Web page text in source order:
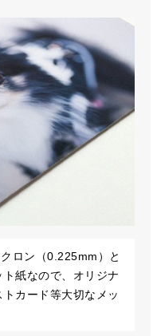
ロン（0.225mm）と
紙なので、オリジナ
カード等大切なメッ